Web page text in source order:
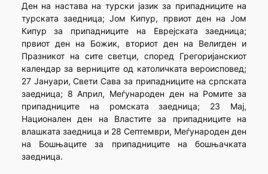
Ден на настава на турски јазик за припадниците на
турската заедница; Јом Кипур, првиот ден на Јом
Кипур за припадниците на Еврејската заедница;
првиот ден на Божик, вториот ден на Велигден и
Празникот на сите светци, според Грегоријанскиот
календар за верниците од католичката вероисповед;
27 Јануари, Свети Сава за припадниците на српската
заедница; 8 Април, Меѓународен ден на Ромите за
припадниците на ромската заедница; 23 Мај,
Национален ден на Властите за припадниците на
влашката заедница и 28 Септември, Меѓународен ден
на Бошњаците за припадниците на бошњачката
заедница.